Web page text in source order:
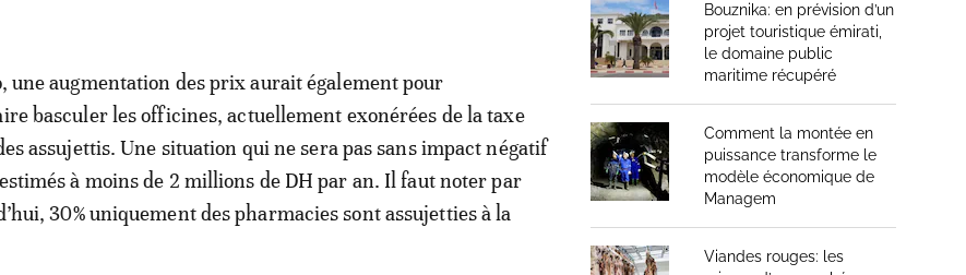
une augmentation des prix aurait également pour
basculer les officines, actuellement exonérées de la taxe
assujettis. Une situation qui ne sera pas sans impact négatif
à moins de 2 millions de DH par an. Il faut noter par
30% uniquement des pharmacies sont assujetties à la
Bouznika: en prévision d’un
projet touristique émirati,
le domaine public
maritime récupéré
Comment la montée en
puissance transforme le
modèle économique de
Managem
Viandes rouges: les